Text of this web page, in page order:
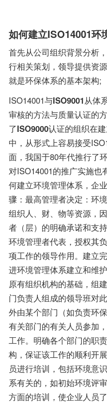
如何建立ISO14001环
首先从公司组织背景分析
行相关策划，领导提供资
就是环保体系的基本架构;
ISO14001与ISO9001从体
审核的方法与质量认证的
了ISO9000认证的组织在
中，从形式上容易接受
面，我国于80年代推行了
对ISO14001的推广实施也
何建立环境管理体系，企
骤：最高管理者决定：环
组织人、财、物等资源，
者（层）的明确承诺和支
环境管理者代表，授权其
项工作的领导作用。建立
进环境管理体系建立和维
原有组织机构的基础，组
门负责人组成的领导班对
外由某个部门（如负责环
有关部门的有关人员参加
工作。明确各个部门的职
构，保证该工作的顺利开
员进行培训，包括环境意
系有关的，如初始环境评
方面的培训，使企业人员